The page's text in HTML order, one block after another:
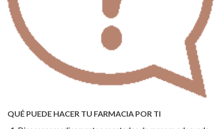
QUÉ PUEDE HACER TU FARMACIA POR TI